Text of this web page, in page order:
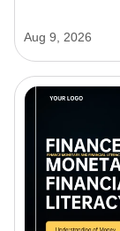
Aug 9, 2026